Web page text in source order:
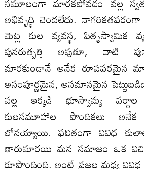
అభివృద్ధి చెందలేదు. నాగరికతపరంగా
మెట్ల కుల వ్యవస్థ, పితృస్వామిక
పునరుత్పత్తి అవుతూ, వాటి
మారకుండానే అనేక రూపపరమైన
అసంపూర్ణమైన, అసమానమైన
వల్ల ఇక్కడి భూస్వామ్య
కులసమూహాల పొందికలు
లోనయ్యాయి. ఫలితంగా వివిధ కులాల
తారుమారయి మన సమాజం ఒక విచిత్ర
రూపొందింది. అంటే ప్రజల మధ్య